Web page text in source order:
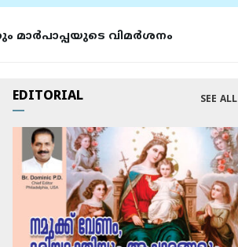
വിമര്‍ശനം
EDITORIAL SEE ALL